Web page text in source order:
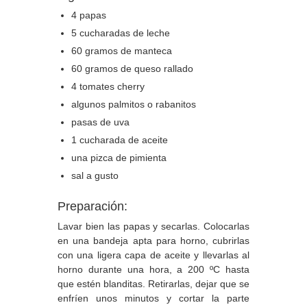
4 papas
5 cucharadas de leche
60 gramos de manteca
60 gramos de queso rallado
4 tomates cherry
algunos palmitos o rabanitos
pasas de uva
1 cucharada de aceite
una pizca de pimienta
sal a gusto
Preparación:
Lavar bien las papas y secarlas. Colocarlas
en una bandeja apta para horno, cubrirlas
con una ligera capa de aceite y llevarlas al
horno durante una hora, a 200 ºC hasta
que estén blanditas. Retirarlas, dejar que se
enfríen unos minutos y cortar la parte